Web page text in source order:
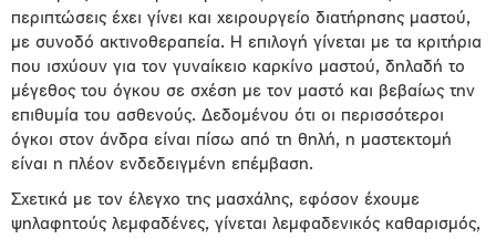
περιπτώσεις έχει γίνει και χειρουργείο διατήρησης µαστού,
µε συνοδό ακτινοθεραπεία. Η επιλογή γίνεται µε τα κριτήρια
που ισχύουν για τον γυναίκειο καρκίνο µαστού, δηλαδή το
µέγεθος του όγκου σε σχέση µε τον µαστό και βεβαίως την
επιθυµία του ασθενούς. ∆εδοµένου ότι οι περισσότεροι
όγκοι στον άνδρα είναι πίσω από τη θηλή, η µαστεκτοµή
είναι η πλέον ενδεδειγµένη επέµβαση.
Σχετικά µε τον έλεγχο της µασχάλης, εφόσον έχουµε
ψηλαφητούς λεµφαδένες, γίνεται λεµφαδενικός καθαρισµός,